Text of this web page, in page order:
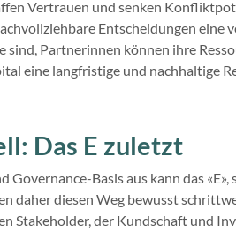
Vertrauen und senken
Entscheidungen eine
sind, Partnerinnen können ihre
eine langfristige und nachhaltige
Das E zuletzt
Governance-Basis aus kann das
daher diesen Weg bewusst
Stakeholder, der Kundschaft und